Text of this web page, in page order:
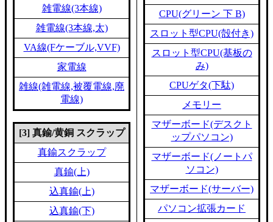
雑電線(3本線)
雑電線(3本線,太)
VA線(Fケーブル,VVF)
家電線
雑線(雑電線,被覆電線,廃
電線)
[3] 真鍮/黄銅 スクラップ
真鍮スクラップ
真鍮(上)
込真鍮(上)
込真鍮(下)
CPU(グリーン 下 B)
スロット型CPU(殻付き)
スロット型CPU(基板の
み)
CPUゲタ(下駄)
メモリー
マザーボード(デスクト
ップパソコン)
マザーボード(ノートパ
ソコン)
マザーボード(サーバー)
パソコン拡張カード